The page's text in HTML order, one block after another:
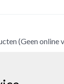
(Geen online